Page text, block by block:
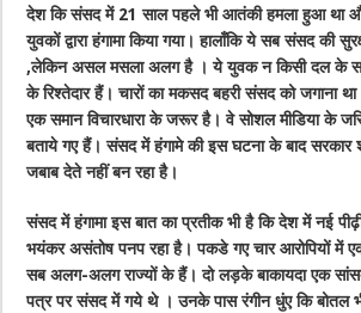
देश कि संसद में 21 साल पहले भी आतंकी हमला हुआ था
युवकों द्वारा हंगामा किया गया। हालाँकि ये सब संसद की
,लेकिन असल मसला अलग है । ये युवक न किसी दल के
के रिश्तेदार हैं। चारों का मकसद बहरी संसद को जगाना
एक समान विचारधारा के जरूर है। वे सोशल मीडिया के
बताये गए हैं। संसद में हंगामे की इस घटना के बाद सरकार
जबाब देते नहीं बन रहा है।
संसद में हंगामा इस बात का प्रतीक भी है कि देश में नई
भयंकर असंतोष पनप रहा है। पकडे गए चार आरोपियों में
सब अलग-अलग राज्यों के हैं। दो लड़के बाकायदा एक सांसद
पत्र पर संसद में गये थे । उनके पास रंगीन धुंए कि बोतल